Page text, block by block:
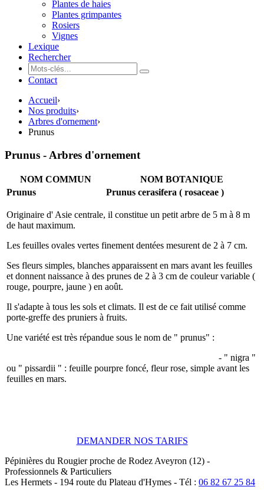
Plantes de haies
Plantes grimpantes
Rosiers
Vignes
Lexique
Rechercher
Contact
Accueil›
Nos produits›
Arbres d'ornement›
Prunus
Prunus - Arbres d'ornement
NOM COMMUN
NOM BOTANIQUE
Prunus
Prunus cerasifera ( rosaceae )
Originaire d' Asie centrale, il constitue un petit arbre de 5 m à 8 m
de haut maximum.
Les feuilles ovales vertes finement dentées mesurent de 2 à 7 cm.
Ses fleurs simples, blanches apparaissent en mars avant les feuilles
et donnent naissance à des prunes de 2 à 3 cm de couleur variable (
rouge, pourpre, jaune ) en août.
Il s'adapte à tous les sols et climats. Il est de ce fait utilisé comme
porte-greffe des pruniers à fruits.
Une variété est très répandue sous le nom de " prunus" :
- " nigra "
ou " pissardii " : feuille pourpre foncé, fleur rose, simple avant les
feuilles en mars.
DEMANDER NOS TARIFS
Pépinières du Rougier proche de RodezAveyron (12) -
Professionnels & Particuliers
Les Hermets - 194 route du Plateau d'Hymes - Tél : 06 82 67 25 84